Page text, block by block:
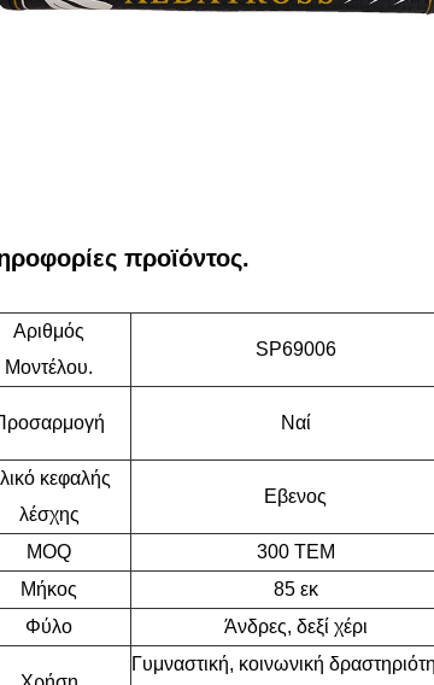
προϊόντος.
Αριθμός
Μοντέλου.
SP69006
Ναί
κεφαλής
λέσχης
Εβενος
MOQ 300 ΤΕΜ
Μήκος
85 εκ
Φύλο
Άνδρες, δεξί χέρι
Γυμναστική, κοινωνική